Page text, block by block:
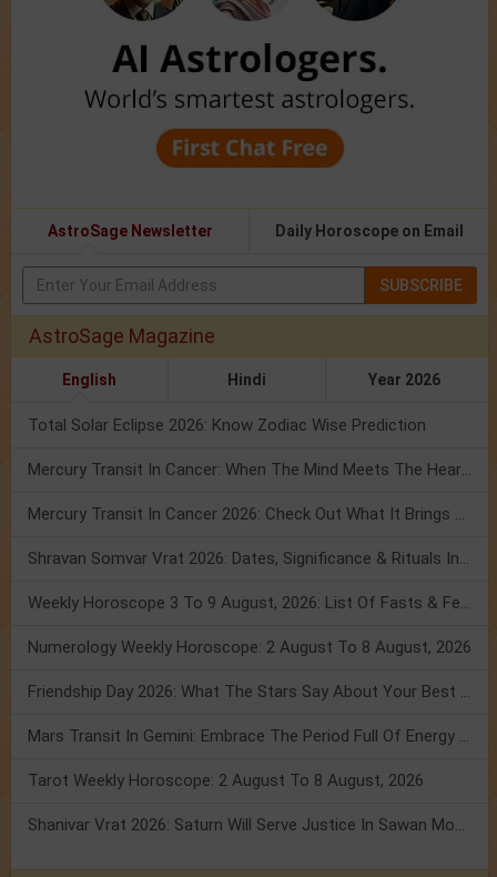
AstroSage Newsletter Daily Horoscope on Email
SUBSCRIBE
AstroSage Magazine
English Hindi Year 2026
Total Solar Eclipse 2026: Know Zodiac Wise Prediction
Mercury Transit In Cancer: When The Mind Meets The Heart!
Mercury Transit In Cancer 2026: Check Out What It Brings For You
Shravan Somvar Vrat 2026: Dates, Significance & Rituals In August
Weekly Horoscope 3 To 9 August, 2026: List Of Fasts & Festivals
Numerology Weekly Horoscope: 2 August To 8 August, 2026
Friendship Day 2026: What The Stars Say About Your Best Friend!
Mars Transit In Gemini: Embrace The Period Full Of Energy & Intelligence
Tarot Weekly Horoscope: 2 August To 8 August, 2026
Shanivar Vrat 2026: Saturn Will Serve Justice In Sawan Month!